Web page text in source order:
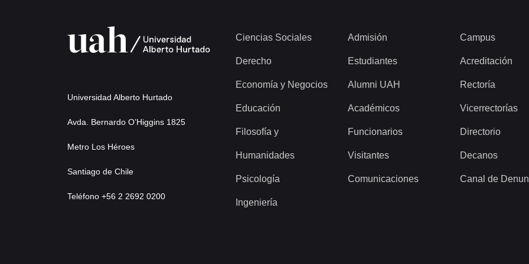
Universidad Alberto Hurtado
Avda. Bernardo O’Higgins 1825
Metro Los Héroes
Santiago de Chile
Teléfono +56 2 2692 0200
Ciencias Sociales
Derecho
Economía y Negocios
Educación
Filosofía y
Humanidades
Psicología
Ingeniería
Admisión
Estudiantes
Alumni UAH
Académicos
Funcionarios
Visitantes
Comunicaciones
Campus
Acreditación
Rectoría
Vicerrectorías
Directorio
Decanos
Canal de